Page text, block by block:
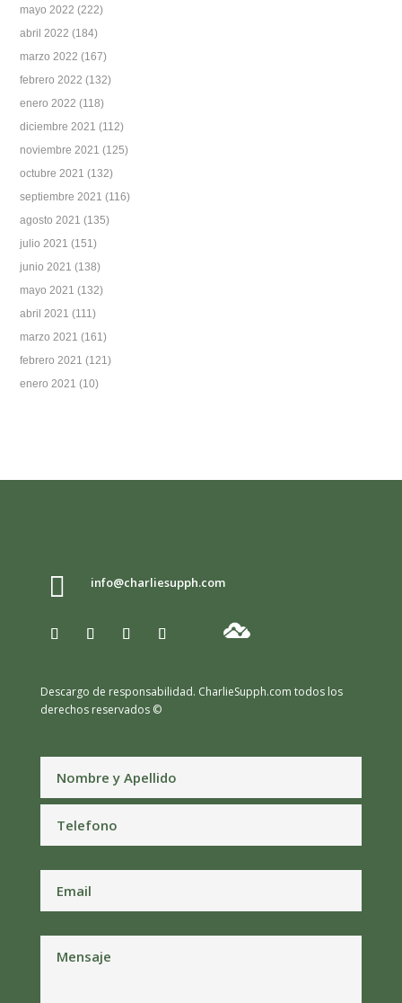
mayo 2022 (222)
abril 2022 (184)
marzo 2022 (167)
febrero 2022 (132)
enero 2022 (118)
diciembre 2021 (112)
noviembre 2021 (125)
octubre 2021 (132)
septiembre 2021 (116)
agosto 2021 (135)
julio 2021 (151)
junio 2021 (138)
mayo 2021 (132)
abril 2021 (111)
marzo 2021 (161)
febrero 2021 (121)
enero 2021 (10)
 info@charliesupph.com
Descargo de responsabilidad. CharlieSupph.com todos los
derechos reservados ©